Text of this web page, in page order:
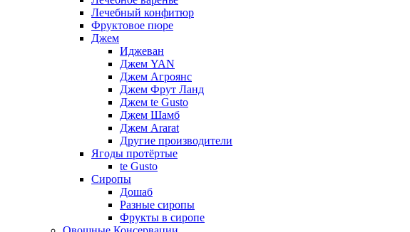
Лечебный конфитюр
Фруктовое пюре
Джем
Иджеван
Джем YAN
Джем Агроянс
Джем Фрут Ланд
Джем te Gusto
Джем Шамб
Джем Ararat
Другие производители
Ягоды протёртые
te Gusto
Сиропы
Дошаб
Разные сиропы
Фрукты в сиропе